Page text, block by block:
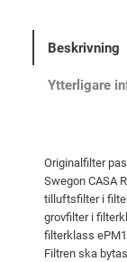
g
p
s
e
t
v
Beskrivning
Ytterligare
Originalfilter
Swegon CASA
tilluftsfilter i
grovfilter i
filterklass
Filtren ska